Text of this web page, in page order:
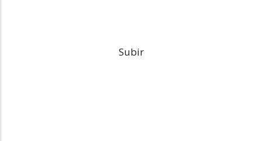
Subir